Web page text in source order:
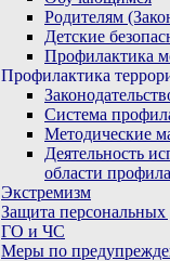
Родителям
Детские
Профилактика
Профилактика
Система
Методические
Деятельность
области
Экстремизм
Защита
ГО и ЧС
Меры по